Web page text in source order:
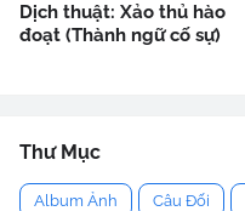
Dịch thuật: Xảo thủ hào
đoạt (Thành ngữ cố sự)
Thư Mục
Album Ảnh Câu Đối